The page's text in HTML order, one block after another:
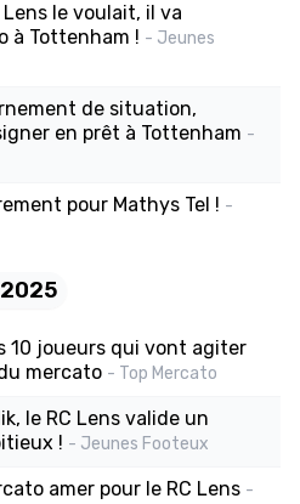
Lens le voulait, il va
à Tottenham ! - Jeunes
de situation,
en prêt à Tottenham -
pour Mathys Tel ! -
10 joueurs qui vont agiter
mercato - Top Mercato
le RC Lens valide un
! - Jeunes Footeux
amer pour le RC Lens -